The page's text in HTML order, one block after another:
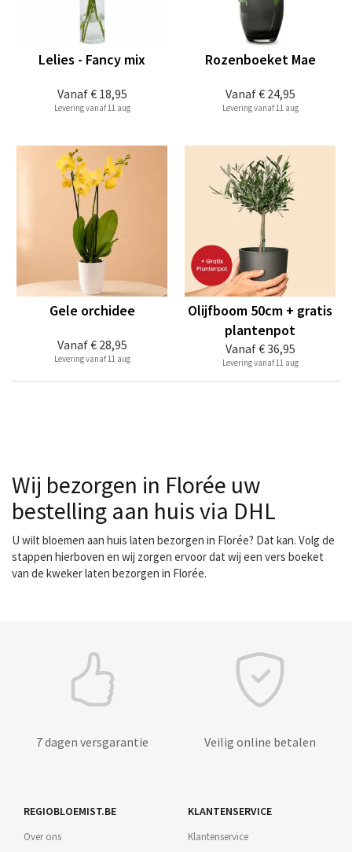
Vanaf€ 18,95
Lelies - Fancy mix
Levering vanaf 11 aug
Vanaf€ 24,95
Rozenboeket Mae
Levering vanaf 11 aug
Vanaf€ 28,95
Gele orchidee
Levering vanaf 11 aug
Vanaf€ 36,95
Olijfboom 50cm + gratis
plantenpot
Levering vanaf 11 aug
Wij bezorgen in Florée uw
bestelling aan huis via DHL
U wilt bloemen aan huis laten bezorgen in Florée? Dat kan. Volg de
stappen hierboven en wij zorgen ervoor dat wij een vers boeket
van de kweker laten bezorgen in Florée.
7 dagen versgarantie Veilig online betalen
REGIOBLOEMIST.BE
Over ons
KLANTENSERVICE
Klantenservice